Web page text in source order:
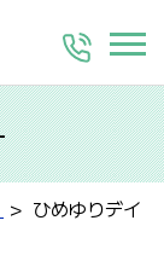
ひめゆりデイ